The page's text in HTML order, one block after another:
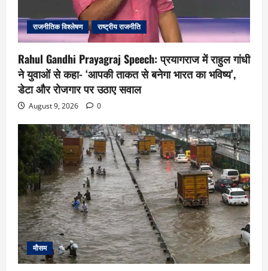
राजनीतिक विश्लेषण राष्ट्रीय राजनीति
Rahul Gandhi Prayagraj Speech: प्रयागराज में राहुल गांधी
ने युवाओं से कहा- ‘आपकी ताकत से बनेगा भारत का भविष्य’,
डेटा और रोजगार पर उठाए सवाल
August 9, 2026 0
मौसम